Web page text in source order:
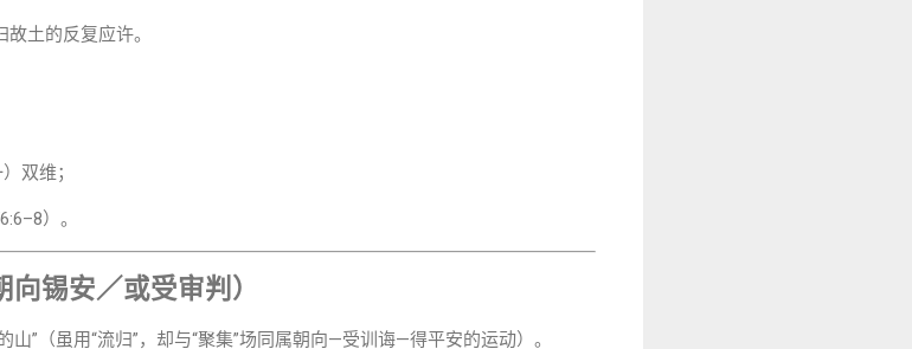
故土的反复应许。
双维；
）。
锡安／或受审判）
山”（虽用“流归”，却与“聚集”场同属朝向—受训诲—得平安的运动）。